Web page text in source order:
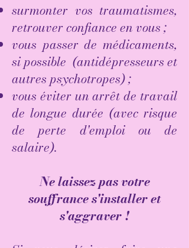
surmonter vos traumatismes,
retrouver confiance en vous ;
vous passer de médicaments,
si possible (antidépresseurs et
autres psychotropes) ;
vous éviter un arrêt de travail
de longue durée (avec risque
de perte d'emploi ou de
salaire). ​​
Ne laissez pas votre
souffrance s'installer et
s'aggraver !